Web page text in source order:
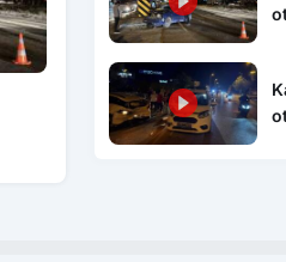
Gündem
Karabük’te hafif ticari araç
otomobile çarptı: 7 yaralı